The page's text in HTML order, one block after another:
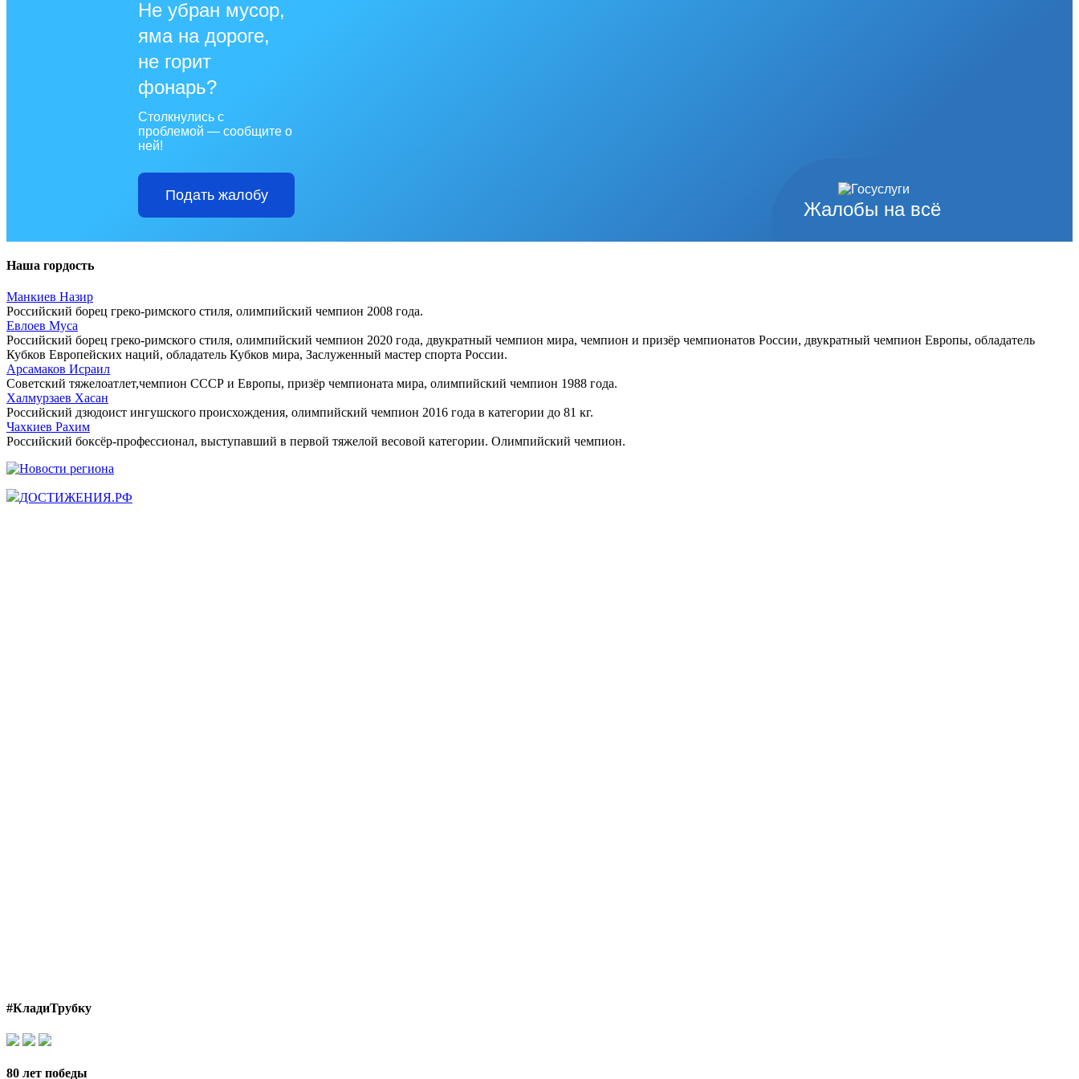
Жалобы на всё
Не убран мусор,
яма на дороге,
не горит
фонарь?
Столкнулись с
проблемой — сообщите о
ней!
Подать жалобу
Наша гордость
Манкиев Назир
Российский борец греко-римского стиля, олимпийский чемпион 2008 года.
Евлоев Муса
Российский борец греко-римского стиля, олимпийский чемпион 2020 года, двукратный чемпион мира, чемпион и призёр чемпионатов России, двукратный чемпион Европы, обладатель
Кубков Европейских наций, обладатель Кубков мира, Заслуженный мастер спорта России.
Арсамаков Исраил
Советский тяжелоатлет,чемпион СССР и Европы, призёр чемпионата мира, олимпийский чемпион 1988 года.
Халмурзаев Хасан
Российский дзюдоист ингушского происхождения, олимпийский чемпион 2016 года в категории до 81 кг.
Чахкиев Рахим
Российский боксёр-профессионал, выступавший в первой тяжелой весовой категории. Олимпийский чемпион.
ДОСТИЖЕНИЯ.РФ
#КладиТрубку
80 лет победы